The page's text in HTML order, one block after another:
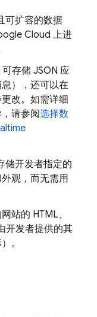
可扩容的数据
Cloud 上进
可存储 JSON 应
），还可以在
改。如需详细
请参阅选择数
储开发者指定的
观，而无需用
站的 HTML、
开发者提供的其
。